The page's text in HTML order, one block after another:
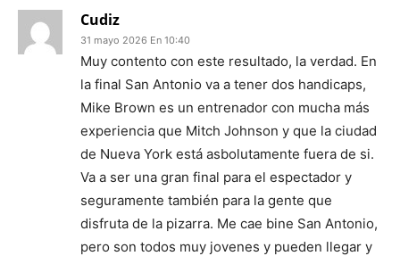
Cudiz
31 mayo 2026 En 10:40
Muy contento con este resultado, la verdad. En
la final San Antonio va a tener dos handicaps,
Mike Brown es un entrenador con mucha más
experiencia que Mitch Johnson y que la ciudad
de Nueva York está asbolutamente fuera de si.
Va a ser una gran final para el espectador y
seguramente también para la gente que
disfruta de la pizarra. Me cae bine San Antonio,
pero son todos muy jovenes y pueden llegar y